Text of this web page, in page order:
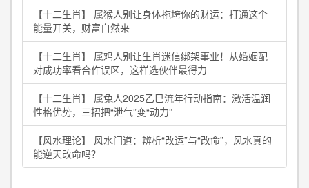
【十二生肖】 属猴人别让身体拖垮你的财运：打通这个
能量开关，财富自然来
【十二生肖】 属鸡人别让生肖迷信绑架事业！从婚姻配
对成功率看合作误区，这样选伙伴最得力
【十二生肖】 属兔人2025乙巳流年行动指南：激活温润
性格优势，三招把“泄气”变“动力”
【风水理论】 风水门道：辨析“改运”与“改命”，风水真的
能逆天改命吗？